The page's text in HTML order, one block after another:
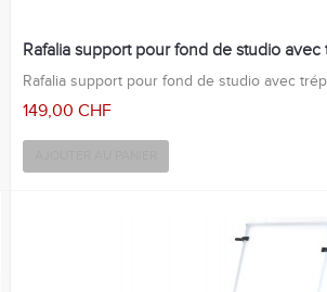
Rafalia support pour fond de studio avec
Rafalia support pour fond de studio avec
149,00 CHF